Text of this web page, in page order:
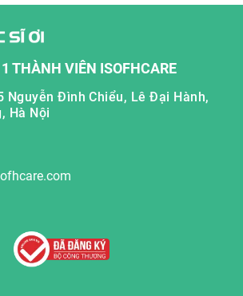
THÀNH VIÊN ISOFHCARE
Nguyễn Đình Chiểu, Lê Đại Hành,
Hà Nội